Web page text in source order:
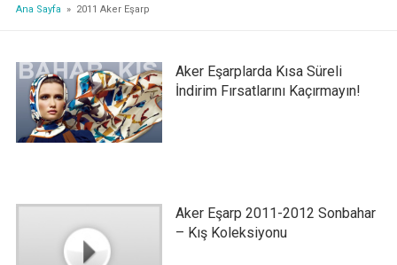
Ana Sayfa » 2011 Aker Eşarp
Aker Eşarplarda Kısa Süreli
İndirim Fırsatlarını Kaçırmayın!
Aker Eşarp 2011-2012 Sonbahar
– Kış Koleksiyonu